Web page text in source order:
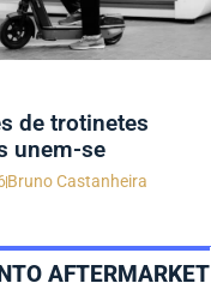
de trotinetes
unem-se
Bruno Castanheira
AFTERMARKET